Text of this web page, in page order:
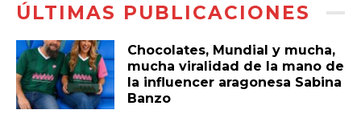
ÚLTIMAS PUBLICACIONES
Chocolates, Mundial y mucha,
mucha viralidad de la mano de
la influencer aragonesa Sabina
Banzo